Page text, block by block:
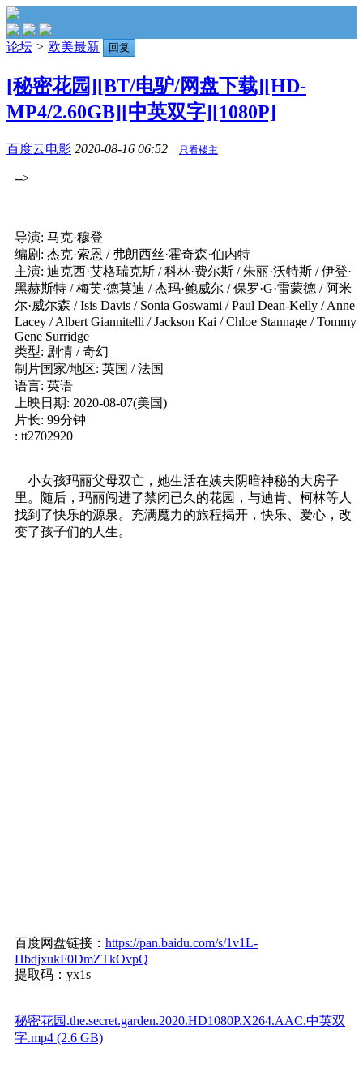
论坛 > 欧美最新 回复
[秘密花园][BT/电驴/网盘下载][HD-
MP4/2.60GB][中英双字][1080P]
百度云电影 2020-08-16 06:52 只看楼主
-->
导演: 马克·穆登
编剧: 杰克·索恩 / 弗朗西丝·霍奇森·伯内特
主演: 迪克西·艾格瑞克斯 / 科林·费尔斯 / 朱丽·沃特斯 / 伊登·
黑赫斯特 / 梅芙·德莫迪 / 杰玛·鲍威尔 / 保罗·G·雷蒙德 / 阿米
尔·威尔森 / Isis Davis / Sonia Goswami / Paul Dean-Kelly / Anne
Lacey / Albert Giannitelli / Jackson Kai / Chloe Stannage / Tommy
Gene Surridge
类型: 剧情 / 奇幻
制片国家/地区: 英国 / 法国
语言: 英语
上映日期: 2020-08-07(美国)
片长: 99分钟
: tt2702920
小女孩玛丽父母双亡，她生活在姨夫阴暗神秘的大房子
里。随后，玛丽闯进了禁闭已久的花园，与迪肯、柯林等人
找到了快乐的源泉。充满魔力的旅程揭开，快乐、爱心，改
变了孩子们的人生。
百度网盘链接： https://pan.baidu.com/s/1v1L-
HbdjxukF0DmZTkOvpQ
提取码：yx1s
秘密花园.the.secret.garden.2020.HD1080P.X264.AAC.中英双
字.mp4 (2.6 GB)